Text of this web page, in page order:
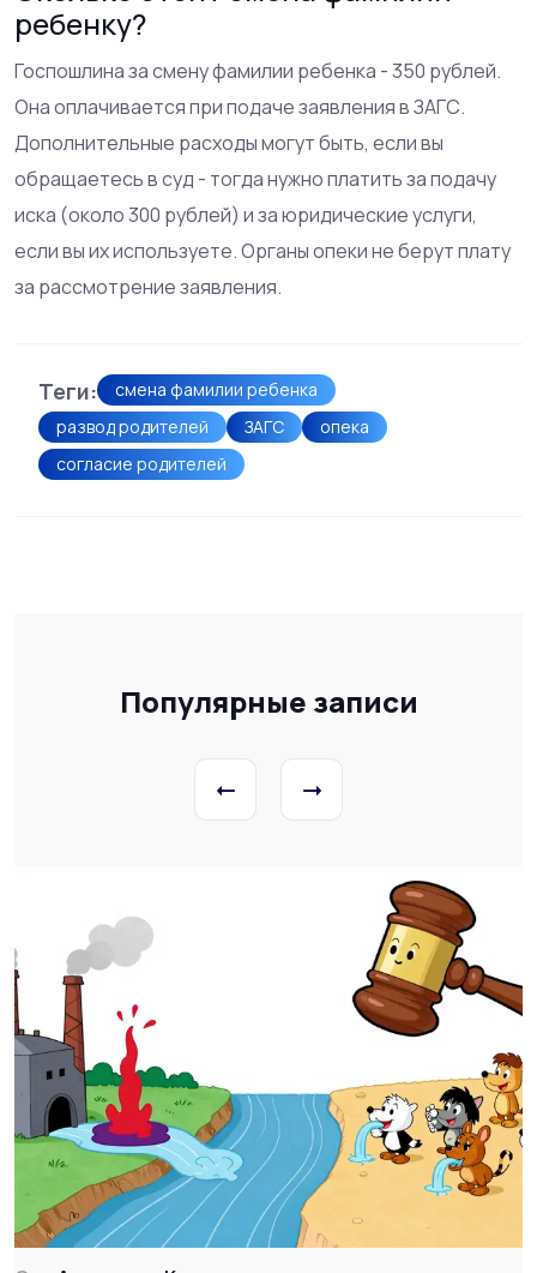
ребенку?
Госпошлина за смену фамилии ребенка - 350 рублей.
Она оплачивается при подаче заявления в ЗАГС.
Дополнительные расходы могут быть, если вы
обращаетесь в суд - тогда нужно платить за подачу
иска (около 300 рублей) и за юридические услуги,
если вы их используете. Органы опеки не берут плату
за рассмотрение заявления.
Теги:
смена фамилии ребенка
развод родителей
ЗАГС
опека
согласие родителей
Популярные записи